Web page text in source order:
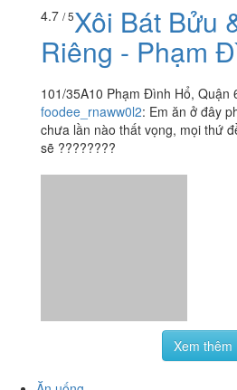
sẽ ????????
Vui chơi-
Dịch vụ